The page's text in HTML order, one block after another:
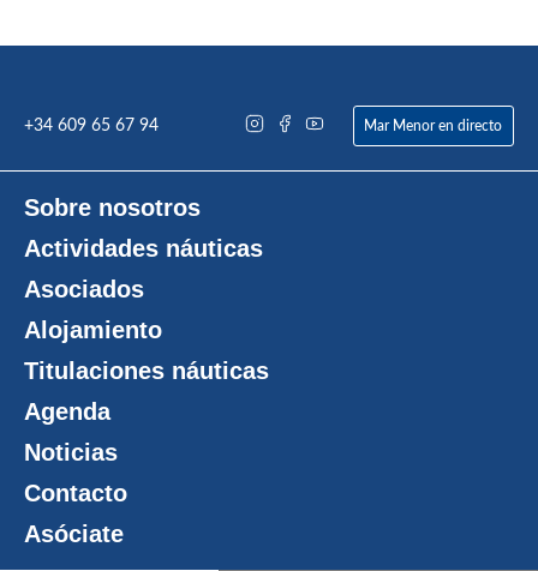
+34 609 65 67 94 Mar Menor en directo
Sobre nosotros
Actividades náuticas
Asociados
Alojamiento
Titulaciones náuticas
Agenda
Noticias
Contacto
Asóciate